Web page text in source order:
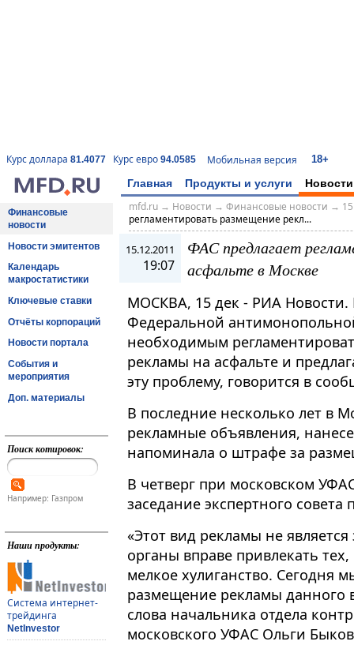
Курс доллара 81.4077 Курс евро 94.0585 Мобильная версия 18+
Главная Продукты и услуги Новости
Финансовые
новости
Новости эмитентов
Календарь
макростатистики
Ключевые ставки
Отчёты корпораций
Новости портала
События и
мероприятия
Доп. материалы
Поиск котировок:
Например: Газпром
Наши продукты:
Система интернет-
трейдинга
NetInvestor
mfd.ru→ Новости → Финансовые новости →
регламентировать размещение рекл...
15.12.2011
19:07
ФАС предлагает
асфальте в Москве
МОСКВА, 15 дек - РИА Новости.
Федеральной
необходимым
рекламы на асфальте и
эту проблему, говорится в
В последние несколько лет в
рекламные объявления,
напоминала о штрафе за
В четверг при московском
заседание экспертного совета
«Этот вид рекламы не
органы вправе привлекать
мелкое хулиганство. Сегодня
размещение рекламы данного
слова начальника отдела
московского УФАС Ольги